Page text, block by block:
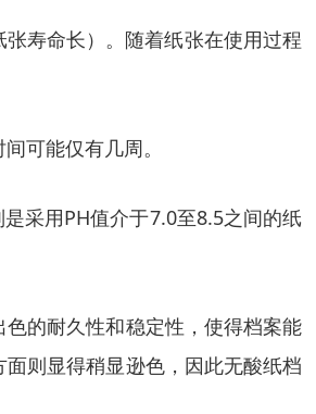
寿命长）。随着纸张在使用过程
可能仅有几周。
采用PH值介于7.0至8.5之间的纸
的耐久性和稳定性，使得档案能
则显得稍显逊色，因此无酸纸档